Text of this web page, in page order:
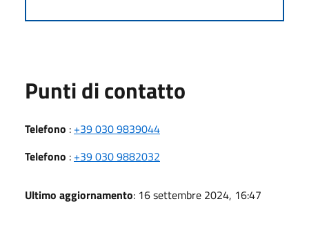
Punti di contatto
Telefono : +39 030 9839044
Telefono : +39 030 9882032
Ultimo aggiornamento: 16 settembre 2024, 16:47